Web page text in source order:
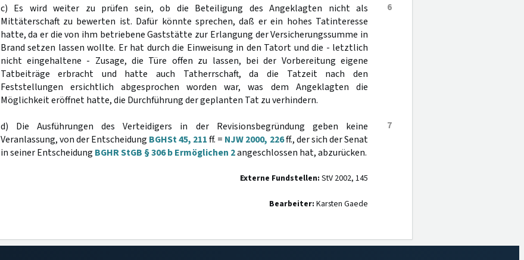
6
c) Es wird weiter zu prüfen sein, ob die Beteiligung des Angeklagten nicht als
Mittäterschaft zu bewerten ist. Dafür könnte sprechen, daß er ein hohes Tatinteresse
hatte, da er die von ihm betriebene Gaststätte zur Erlangung der Versicherungssumme in
Brand setzen lassen wollte. Er hat durch die Einweisung in den Tatort und die - letztlich
nicht eingehaltene - Zusage, die Türe offen zu lassen, bei der Vorbereitung eigene
Tatbeiträge erbracht und hatte auch Tatherrschaft, da die Tatzeit nach den
Feststellungen ersichtlich abgesprochen worden war, was dem Angeklagten die
Möglichkeit eröffnet hatte, die Durchführung der geplanten Tat zu verhindern.
7
d) Die Ausführungen des Verteidigers in der Revisionsbegründung geben keine
Veranlassung, von der Entscheidung BGHSt 45, 211ff. = NJW 2000, 226ff., der sich der Senat
in seiner Entscheidung BGHR StGB § 306 b Ermöglichen 2angeschlossen hat, abzurücken.
Externe Fundstellen: StV 2002, 145
Bearbeiter: Karsten Gaede